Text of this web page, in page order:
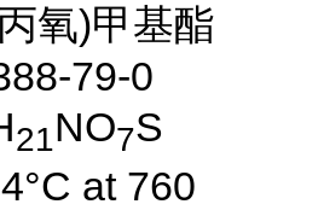
氧)甲基酯
79-0
21NO7S
at 760